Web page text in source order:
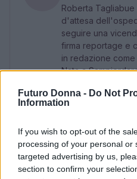
Futuro Donna - Do Not
Information
If you wish to opt-out of the
processing of your personal or
targeted advertising by us,
section to confirm your
Roberta
d'attesa
seguire una
firma reportage e
in redazione
Nata a
diretti con
civiche.